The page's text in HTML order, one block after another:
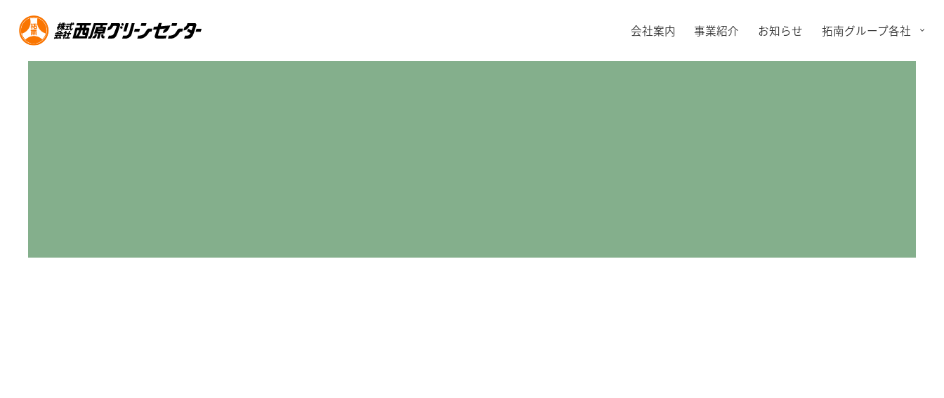
会社案内 事業紹介 お知らせ 拓南グループ各社